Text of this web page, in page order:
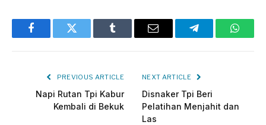
FacebookTwitter Tumblr Email Telegram
PREVIOUS ARTICLE
Napi Rutan Tpi Kabur
Kembali di Bekuk
NEXT ARTICLE
Disnaker Tpi Beri
Pelatihan Menjahit dan
Las